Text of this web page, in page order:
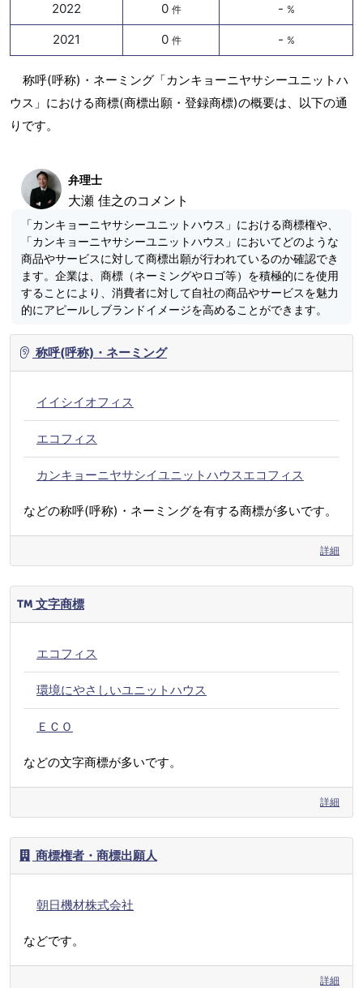
2022 0 件 - %
2021 0 件 - %
称呼(呼称)・ネーミング「カンキョーニヤサシーユニットハ
ウス」における商標(商標出願・登録商標)の概要は、以下の通
りです。
弁理士
大瀬 佳之のコメント
「カンキョーニヤサシーユニットハウス」における商標権や、
「カンキョーニヤサシーユニットハウス」においてどのような
商品やサービスに対して商標出願が行われているのか確認でき
ます。企業は、商標（ネーミングやロゴ等）を積極的にを使用
することにより、消費者に対して自社の商品やサービスを魅力
的にアピールしブランドイメージを高めることができます。
称呼(呼称)・ネーミング
イイシイオフィス
エコフィス
カンキョーニヤサシイユニットハウスエコフィス
などの称呼(呼称)・ネーミングを有する商標が多いです。
詳細
文字商標
エコフィス
環境にやさしいユニットハウス
ＥＣＯ
などの文字商標が多いです。
詳細
商標権者・商標出願人
朝日機材株式会社
などです。
詳細